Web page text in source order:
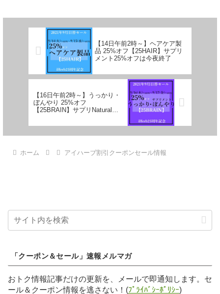
【14日午前2時～】ヘアケア製
品 25%オフ【25HAIR】サプリ
メント25%オフは今夜終了
【16日午前2時～】うっかり・
ぼんやり 25%オフ
【25BRAIN】サプリNatural
ホーム アイハーブ割引クーポンセール情報
「クーポン＆セール」速報メルマガ
おトク情報記事だけの更新を、メールで即通知します。セ
ール＆クーポン情報を逃さない！(ﾌﾟﾗｲﾊﾞｼｰﾎﾟﾘｼｰ)